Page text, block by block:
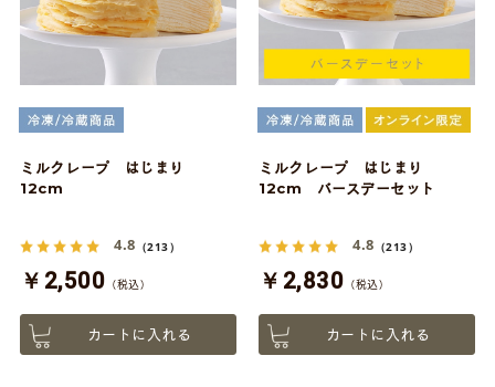
ミルクレープ はじまり
12cm
4.8 （213）
￥2,500 （税込）
カートに入れる
ミルクレープ はじまり
12cm バースデーセット
4.8 （213）
￥2,830 （税込）
カートに入れる